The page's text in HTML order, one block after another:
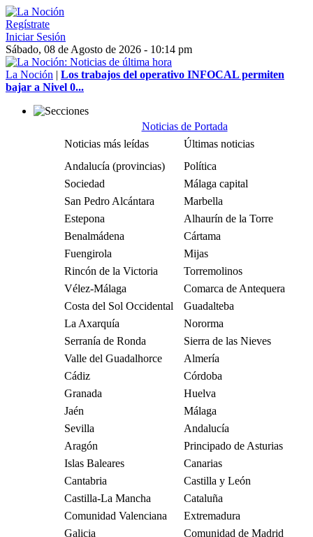
Regístrate
Iniciar Sesión
Sábado, 08 de Agosto de 2026 - 10:14 pm
La Noción | Los trabajos del operativo INFOCAL permiten
bajar a Nivel 0...
Noticias de Portada
Noticias más leídas
Últimas noticias
Andalucía (provincias)
Política
Sociedad
Málaga capital
San Pedro Alcántara
Marbella
Estepona
Alhaurín de la Torre
Benalmádena
Cártama
Fuengirola
Mijas
Rincón de la Victoria
Torremolinos
Vélez-Málaga
Comarca de Antequera
Costa del Sol Occidental
Guadalteba
La Axarquía
Nororma
Serranía de Ronda
Sierra de las Nieves
Valle del Guadalhorce
Almería
Cádiz
Córdoba
Granada
Huelva
Jaén
Málaga
Sevilla
Andalucía
Aragón
Principado de Asturias
Islas Baleares
Canarias
Cantabria
Castilla y León
Castilla-La Mancha
Cataluña
Comunidad Valenciana
Extremadura
Galicia
Comunidad de Madrid